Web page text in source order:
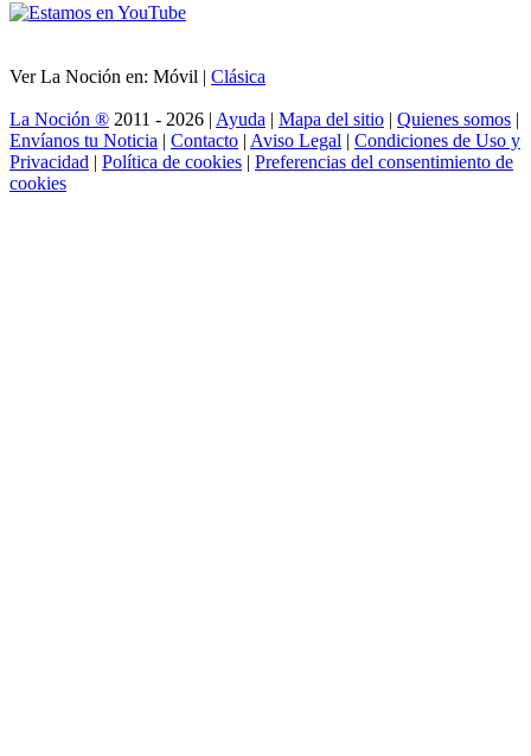
Ver La Noción en: Móvil | Clásica
La Noción ® 2011 - 2026 | Ayuda | Mapa del sitio | Quienes somos |
Envíanos tu Noticia | Contacto | Aviso Legal | Condiciones de Uso y
Privacidad | Política de cookies | Preferencias del consentimiento de
cookies